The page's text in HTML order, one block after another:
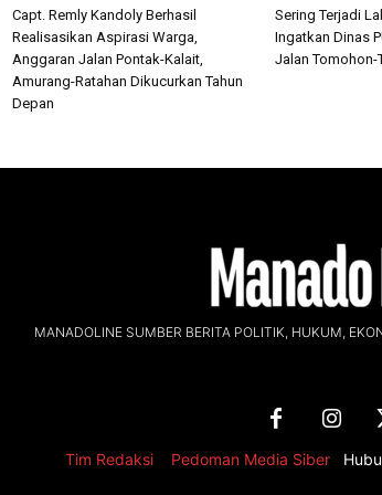
Capt. Remly Kandoly Berhasil
Realisasikan Aspirasi Warga,
Anggaran Jalan Pontak-Kalait,
Amurang-Ratahan Dikucurkan Tahun
Depan
Sering Terjadi
Ingatkan Dinas
Jalan Tomohon-
MANADOLINE SUMBER BERITA POLITIK, HUKUM,
Tim Redaksi Pedoman Media Siber